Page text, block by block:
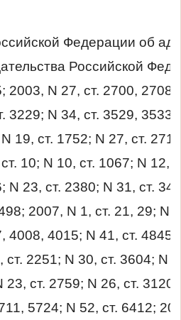
Федерации об
Российской
2003, N 27, ст. 2700,
3229; N 34, ст. 3529,
19, ст. 1752; N 27, ст.
10; N 10, ст. 1067; N 12,
N 23, ст. 2380; N 31, ст.
2007, N 1, ст. 21, 29; N
4008, 4015; N 41, ст.
ст. 2251; N 30, ст. 3604; N
23, ст. 2759; N 26, ст.
5724; N 52, ст. 6412;